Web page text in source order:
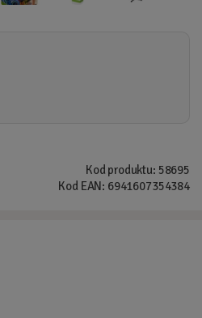
Kod produktu: 58695
Kod EAN: 6941607354384